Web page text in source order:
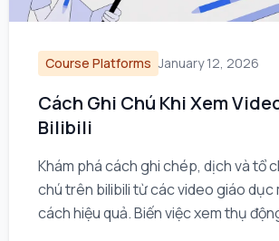
Course Platforms January 12, 2026
Cách Ghi Chú Khi Xem
Bilibili
Khám phá cách ghi chép, dịch và tổ
chú trên bilibili từ các video giáo dục
cách hiệu quả. Biến việc xem thụ